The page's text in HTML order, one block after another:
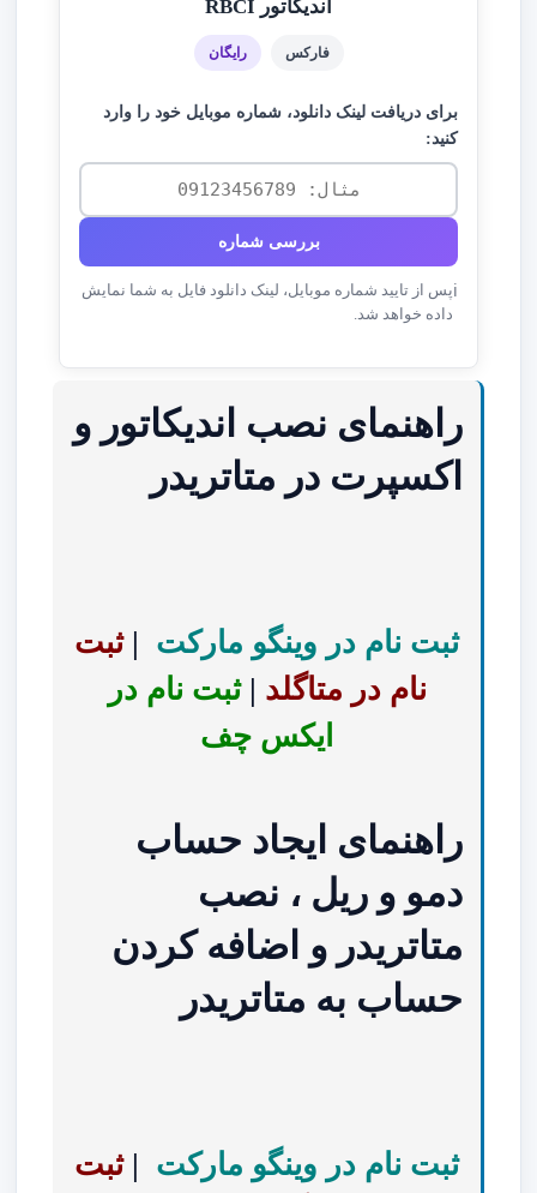
اندیکاتور RBCI
فارکس رایگان
برای دریافت لینک دانلود، شماره موبایل خود را وارد
کنید:
بررسی شماره
ℹ️پس از تایید شماره موبایل، لینک دانلود فایل به شما نمایش
داده خواهد شد.
راهنمای نصب اندیکاتور و
اکسپرت در متاتریدر
ثبت نام در وینگو مارکت |ثبت
نام در متاگلد |ثبت نام در
ایکس چف
راهنمای ایجاد حساب
دمو و ریل ، نصب
متاتریدر و اضافه کردن
حساب به متاتریدر
ثبت نام در وینگو مارکت |ثبت